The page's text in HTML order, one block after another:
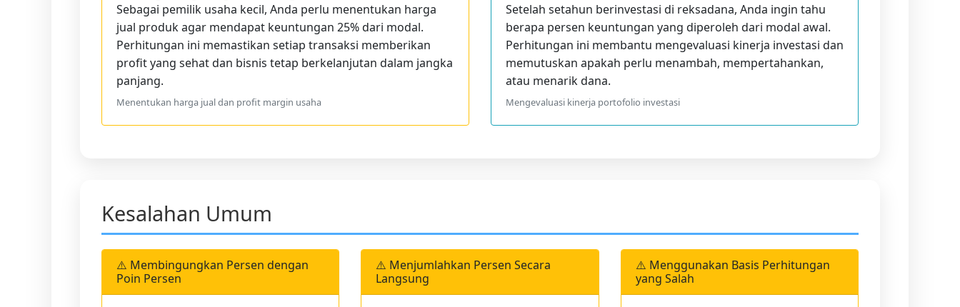
Sebagai pemilik usaha kecil, Anda perlu menentukan harga
jual produk agar mendapat keuntungan 25% dari modal.
Perhitungan ini memastikan setiap transaksi memberikan
profit yang sehat dan bisnis tetap berkelanjutan dalam jangka
panjang.
Menentukan harga jual dan profit margin usaha
Setelah setahun berinvestasi di reksadana, Anda ingin tahu
berapa persen keuntungan yang diperoleh dari modal awal.
Perhitungan ini membantu mengevaluasi kinerja investasi dan
memutuskan apakah perlu menambah, mempertahankan,
atau menarik dana.
Mengevaluasi kinerja portofolio investasi
Kesalahan Umum
⚠️ Membingungkan Persen dengan
Poin Persen
⚠️ Menjumlahkan Persen Secara
Langsung
⚠️ Menggunakan Basis Perhitungan
yang Salah